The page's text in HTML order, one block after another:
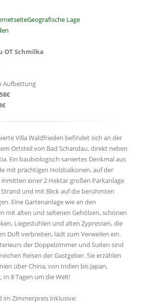
Geografische Lage
OT Schmilka
Aufbettung
Villa Waldfrieden befindet sich an der
Ortsteil von Bad Schandau, direkt neben
Ein baubiologisch saniertes Denkmal aus
mit prächtigen Holzbalkonen, auf der
inmitten einer 2 Hektar großen Parkanlage
Strand und mit Blick auf die berühmten
Eine Gartenanlage wie an den
mit alten und seltenen Gehölzen, schönen
Liegestühlen und alten Zypressen, die
Duft verbreiten, lädt zum Verweilen ein.
der Doppelzimmer und Suiten sind
Reisen der Gastgeber. Sie erzählen
über China, von Indien bis Japan,
8 Tagen um die Welt!
im Zimmerpreis inklusive: